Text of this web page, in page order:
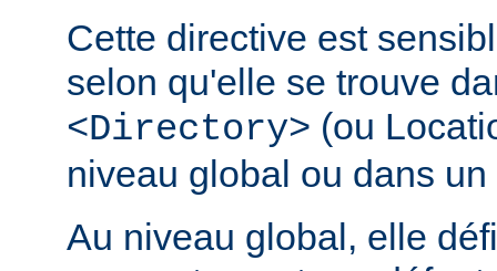
Cette directive est
selon qu'elle se trouve
<Directory> (ou
niveau global ou dans un
Au niveau global, elle